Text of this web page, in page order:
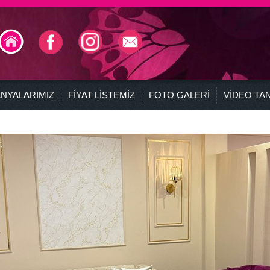
FİYAT LİSTEMİZ FOTO GALERİ VİDEO